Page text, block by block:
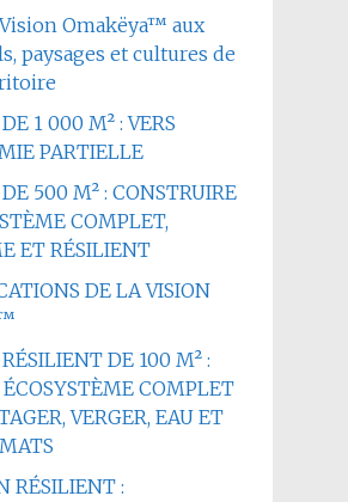
Omakëya™ aux
paysages et cultures de
1 000 M² : VERS
PARTIELLE
500 M² : CONSTRUIRE
COMPLET,
ET RÉSILIENT
DE LA VISION
DE 100 M² :
COMPLET
VERGER, EAU ET
RÉSILIENT :